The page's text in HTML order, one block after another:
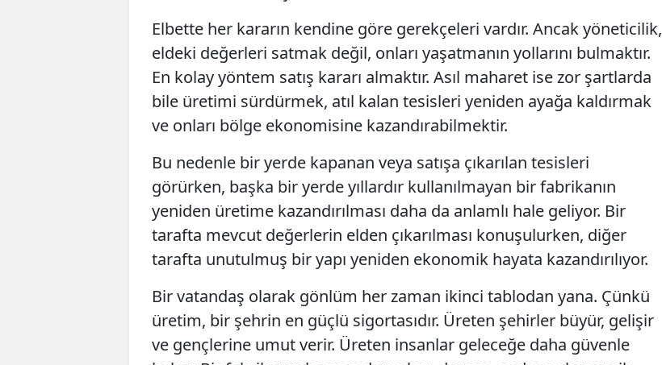
Sakarya
Samsun
Siirt
Tekirdağ
Tokat
Trabzon
Şanlıurfa
Uşak
Elbette her kararın kendine göre gerekçeleri vardır. Ancak yöneticilik,
eldeki değerleri satmak değil, onları yaşatmanın yollarını bulmaktır.
En kolay yöntem satış kararı almaktır. Asıl maharet ise zor şartlarda
bile üretimi sürdürmek, atıl kalan tesisleri yeniden ayağa kaldırmak
ve onları bölge ekonomisine kazandırabilmektir.
Bu nedenle bir yerde kapanan veya satışa çıkarılan tesisleri
görürken, başka bir yerde yıllardır kullanılmayan bir fabrikanın
yeniden üretime kazandırılması daha da anlamlı hale geliyor. Bir
tarafta mevcut değerlerin elden çıkarılması konuşulurken, diğer
tarafta unutulmuş bir yapı yeniden ekonomik hayata kazandırılıyor.
Bir vatandaş olarak gönlüm her zaman ikinci tablodan yana. Çünkü
üretim, bir şehrin en güçlü sigortasıdır. Üreten şehirler büyür, gelişir
ve gençlerine umut verir. Üreten insanlar geleceğe daha güvenle